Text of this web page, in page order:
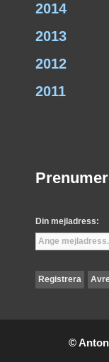
2014
2013
2012
2011
Din mejladress:
©